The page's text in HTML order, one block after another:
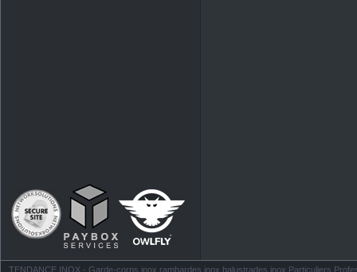
TENDANCE INOX - Garde-corps inox rambardes inox balustrades inox Particuliers